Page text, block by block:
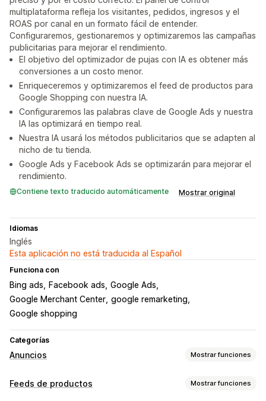
multiplataforma refleja los visitantes, pedidos, ingresos y el
ROAS por canal en un formato fácil de entender.
Configuraremos, gestionaremos y optimizaremos las campañas
publicitarias para mejorar el rendimiento.
El objetivo del optimizador de pujas con IA es obtener más
conversiones a un costo menor.
Enriqueceremos y optimizaremos el feed de productos para
Google Shopping con nuestra IA.
Configuraremos las palabras clave de Google Ads y nuestra
IA las optimizará en tiempo real.
Nuestra IA usará los métodos publicitarios que se adapten al
nicho de tu tienda.
Google Ads y Facebook Ads se optimizarán para mejorar el
rendimiento.
Contiene texto traducido automáticamente Mostrar original
Idiomas
Inglés
Esta aplicación no está traducida al Español
Funciona con
Bing ads Facebook ads Google Ads
Google Merchant Center google remarketing
Google shopping
Categorías
Anuncios Mostrar funciones
Segmentación
Feeds de productos Mostrar funciones